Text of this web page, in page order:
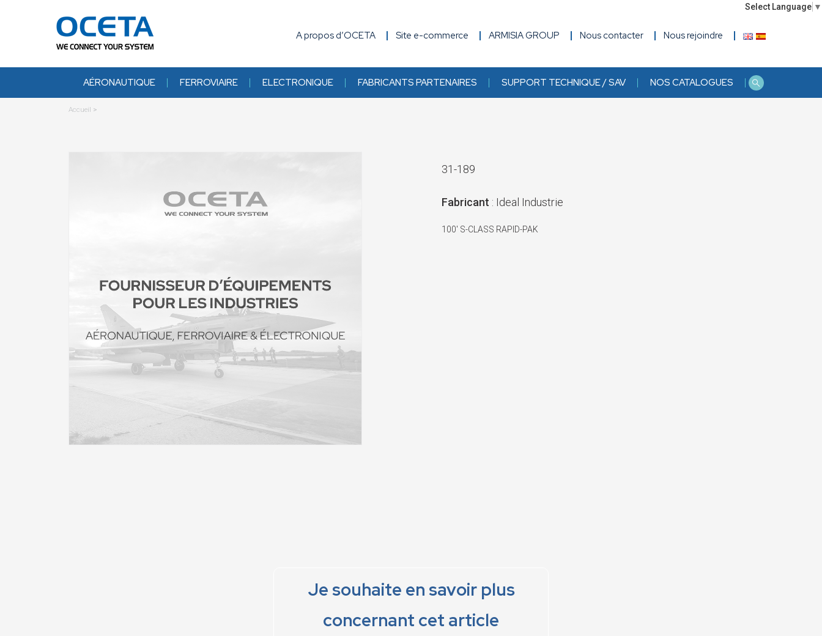
Select Language ▼
A propos d’OCETA Site e-commerce ARMISIA GROUP Nous contacter Nous rejoindre
AÉRONAUTIQUE FERROVIAIRE ELECTRONIQUE FABRICANTS PARTENAIRES SUPPORT TECHNIQUE / SAV NOS CATALOGUES
Accueil >
31-189
Fabricant : Ideal Industrie
100' S-CLASS RAPID-PAK
Je souhaite en savoir plus
concernant cet article